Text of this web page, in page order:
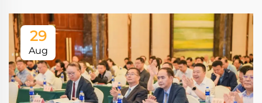
29
Aug